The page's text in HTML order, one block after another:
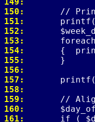
150:
151:
152:
153:
154:
155:
156:
157:
158:
159:
160:
161: